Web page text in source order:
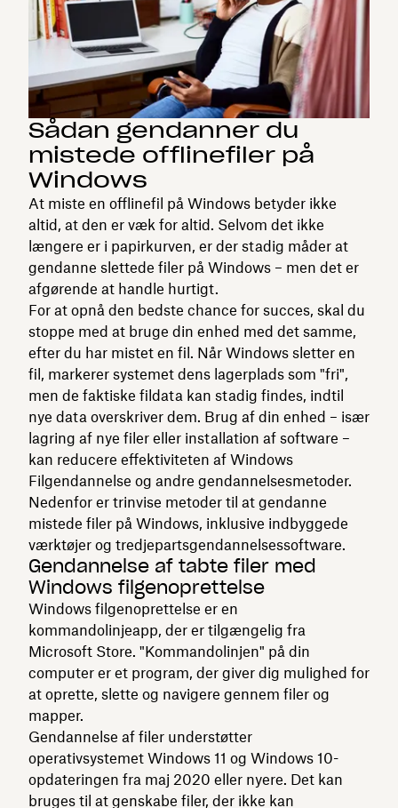
Sådan gendanner du
mistede offlinefiler på
Windows
At miste en offlinefil på Windows betyder ikke
altid, at den er væk for altid. Selvom det ikke
længere er i papirkurven, er der stadig måder at
gendanne slettede filer på Windows – men det er
afgørende at handle hurtigt.
For at opnå den bedste chance for succes, skal du
stoppe med at bruge din enhed med det samme,
efter du har mistet en fil. Når Windows sletter en
fil, markerer systemet dens lagerplads som "fri",
men de faktiske fildata kan stadig findes, indtil
nye data overskriver dem. Brug af din enhed – især
lagring af nye filer eller installation af software –
kan reducere effektiviteten af ​​Windows
Filgendannelse og andre gendannelsesmetoder.
Nedenfor er trinvise metoder til at gendanne
mistede filer på Windows, inklusive indbyggede
værktøjer og tredjepartsgendannelsessoftware.
Gendannelse af tabte filer med
Windows filgenoprettelse
Windows filgenoprettelse er en
kommandolinjeapp, der er tilgængelig fra
Microsoft Store. "Kommandolinjen" på din
computer er et program, der giver dig mulighed for
at oprette, slette og navigere gennem filer og
mapper.
Gendannelse af filer understøtter
operativsystemet Windows 11 og Windows 10-
opdateringen fra maj 2020 eller nyere. Det kan
bruges til at genskabe filer, der ikke kan